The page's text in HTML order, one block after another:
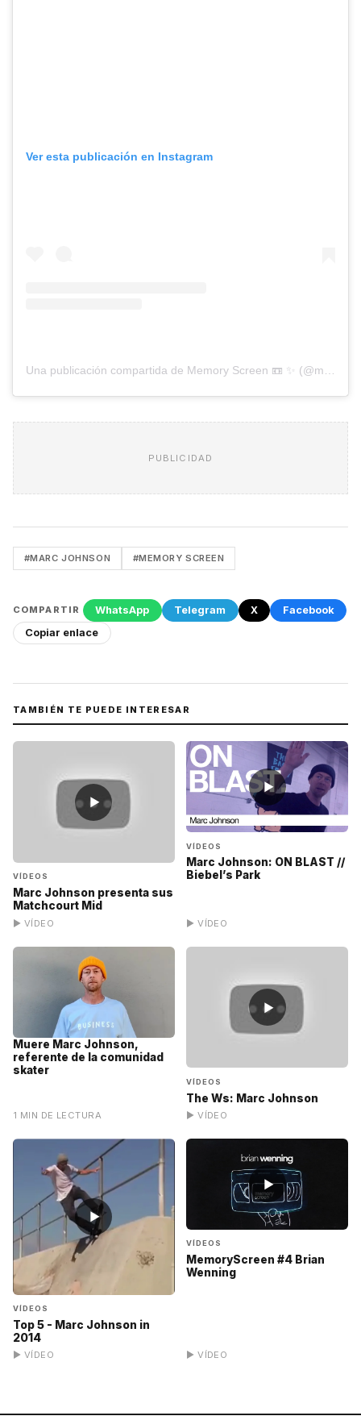
Ver esta publicación en Instagram
PUBLICIDAD
#MARC JOHNSON #MEMORY SCREEN
COMPARTIR WhatsApp Telegram X
Facebook
Copiar enlace
TAMBIÉN TE PUEDE INTERESAR
▶
VÍDEOS
Marc Johnson presenta sus
Matchcourt Mid
▶ VÍDEO
▶
VÍDEOS
Marc Johnson: ON BLAST //
Biebel’s Park
▶ VÍDEO
Muere Marc Johnson,
referente de la comunidad
skater
1 MIN DE LECTURA
▶
VÍDEOS
The Ws: Marc Johnson
▶ VÍDEO
▶
VÍDEOS
Top 5 - Marc Johnson in
2014
▶ VÍDEO
▶
VÍDEOS
MemoryScreen #4 Brian
Wenning
▶ VÍDEO